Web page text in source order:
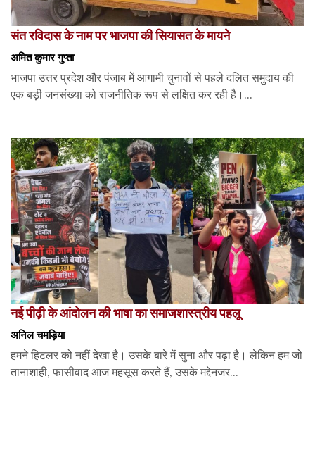
संत रविदास के नाम पर भाजपा की सियासत के मायने
अमित कुमार गुप्ता
भाजपा उत्तर प्रदेश और पंजाब में आगामी चुनावों से पहले दलित समुदाय की
एक बड़ी जनसंख्या को राजनीतिक रूप से लक्षित कर रही है।...
नई पीढ़ी के आंदोलन की भाषा का समाजशास्त्रीय पहलू
अनिल चमड़िया
हमने हिटलर को नहीं देखा है। उसके बारे में सुना और पढ़ा है। लेकिन हम जो
तानाशाही, फासीवाद आज महसूस करते हैं, उसके मद्देनजर...